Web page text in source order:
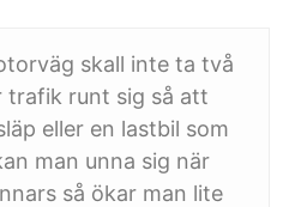
skall inte ta två
trafik runt sig så att
eller en lastbil som
man unna sig när
så ökar man lite